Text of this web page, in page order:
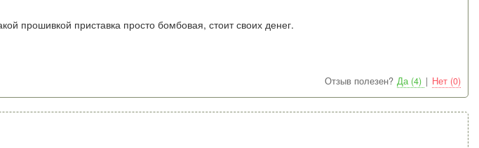
прошивкой приставка просто бомбовая, стоит своих денег.
Отзыв полезен? Да (4) | Нет (0)